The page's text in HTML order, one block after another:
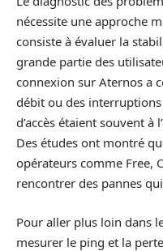
nécessite une approche
consiste à évaluer la
grande partie des
connexion sur Aternos a
débit ou des
d’accès étaient souvent à
Des études ont montré
opérateurs comme Free,
rencontrer des pannes
Pour aller plus loin dans
mesurer le ping et la